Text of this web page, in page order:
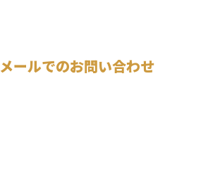
メールでのお問い合わせ